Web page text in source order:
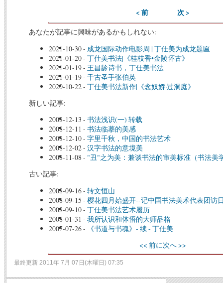
< 前 次 >
あなたが記事に興味があるかもしれない:
2021-10-30- 成龙国际动作电影周 | 丁仕美为成龙题匾
2021-01-20- 丁仕美书法|《桂枝香•金陵怀古》
2021-01-19- 王昌龄诗书，丁仕美书法
2021-01-19- 千古圣手张伯英
2020-10-22- 丁仕美书法新作|《念奴娇·过洞庭》
新しい記事:
2008-12-13 - 书法浅识(一) 转载
2008-12-11 - 书法临摹的美感
2008-12-10- 字里千秋，中国的书法艺术
2008-12-02- 汉字书法的意境美
2008-11-08 - "丑"之为美：兼谈书法的审美标准（书法美
古い記事:
2008-09-16- 转文恒山
2008-09-15 - 樱花四月始盛开--记中国书法美术代表团访
2008-09-10- 丁仕美书法艺术履历
2008-01-31 - 我所认识和体悟的大师品格
2007-07-26-
《书道与书魂》- 续 - 丁仕美
<< 前に次へ >>
最終更新 2011年 7月 07日(木曜日) 07:35